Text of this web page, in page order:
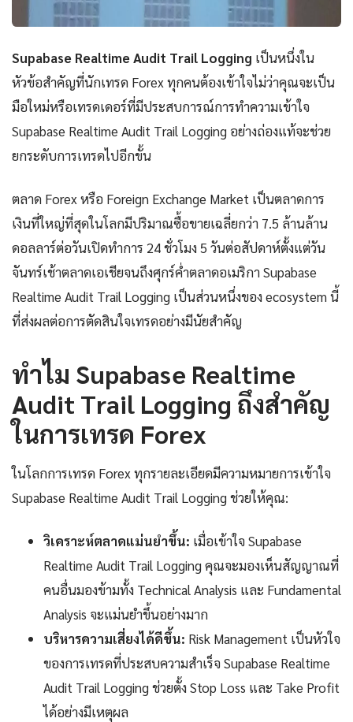
Supabase Realtime Audit Trail Logging เป็นหนึ่งใน
หัวข้อสำคัญที่นักเทรด Forex ทุกคนต้องเข้าใจไม่ว่าคุณจะเป็น
มือใหม่หรือเทรดเดอร์ที่มีประสบการณ์การทำความเข้าใจ
Supabase Realtime Audit Trail Logging อย่างถ่องแท้จะช่วย
ยกระดับการเทรดไปอีกขั้น
ตลาด Forex หรือ Foreign Exchange Market เป็นตลาดการ
เงินที่ใหญ่ที่สุดในโลกมีปริมาณซื้อขายเฉลี่ยกว่า 7.5 ล้านล้าน
ดอลลาร์ต่อวันเปิดทำการ 24 ชั่วโมง 5 วันต่อสัปดาห์ตั้งแต่วัน
จันทร์เช้าตลาดเอเชียจนถึงศุกร์ค่ำตลาดอเมริกา Supabase
Realtime Audit Trail Logging เป็นส่วนหนึ่งของ ecosystem นี้
ที่ส่งผลต่อการตัดสินใจเทรดอย่างมีนัยสำคัญ
ทำไม Supabase Realtime
Audit Trail Logging ถึงสำคัญ
ในการเทรด Forex
ในโลกการเทรด Forex ทุกรายละเอียดมีความหมายการเข้าใจ
Supabase Realtime Audit Trail Logging ช่วยให้คุณ:
วิเคราะห์ตลาดแม่นยำขึ้น: เมื่อเข้าใจ Supabase
Realtime Audit Trail Logging คุณจะมองเห็นสัญญาณที่
คนอื่นมองข้ามทั้ง Technical Analysis และ Fundamental
Analysis จะแม่นยำขึ้นอย่างมาก
บริหารความเสี่ยงได้ดีขึ้น: Risk Management เป็นหัวใจ
ของการเทรดที่ประสบความสำเร็จ Supabase Realtime
Audit Trail Logging ช่วยตั้ง Stop Loss และ Take Profit
ได้อย่างมีเหตุผล